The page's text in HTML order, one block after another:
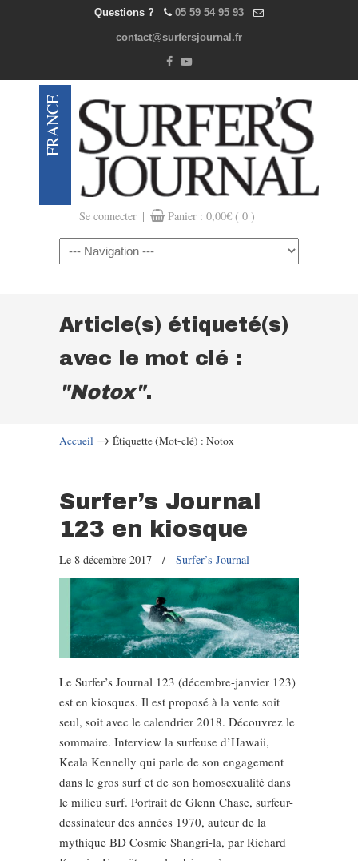
Questions ? 05 59 54 95 93
contact@surfersjournal.fr
Se connecter | Panier : 0,00€ ( 0 )
Navigation
Article(s) étiqueté(s)
avec le mot clé :
"Notox".
Accueil → Étiquette (Mot-clé) : Notox
Surfer’s Journal
123 en kiosque
Le 8 décembre 2017 / Surfer’s Journal
Le Surfer’s Journal 123 (décembre-janvier 123)
est en kiosques. Il est proposé à la vente soit
seul, soit avec le calendrier 2018. Découvrez le
sommaire. Interview la surfeuse d’Hawaii,
Keala Kennelly qui parle de son engagement
dans le gros surf et de son homosexualité dans
le milieu surf. Portrait de Glenn Chase, surfeur-
dessinateur des années 1970, auteur de la
mythique BD Cosmic Shangri-la, par Richard